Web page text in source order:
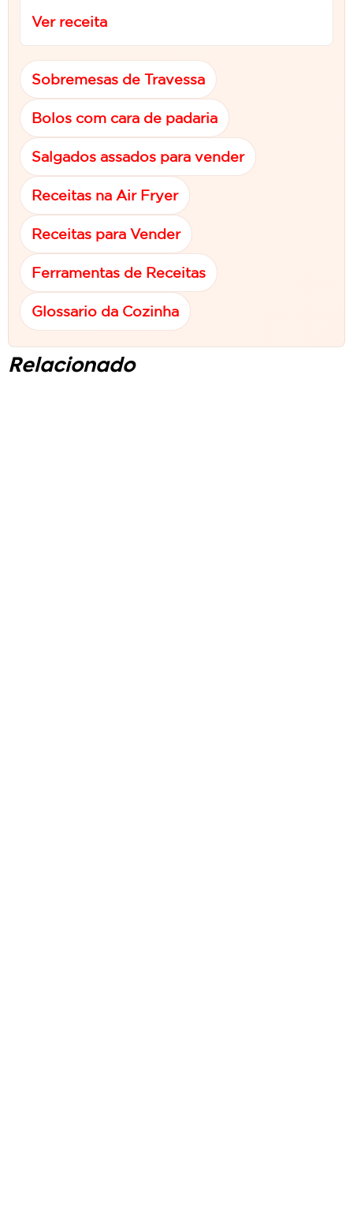
Ver receita
Sobremesas de Travessa
Bolos com cara de padaria
Salgados assados para vender
Receitas na Air Fryer
Receitas para Vender
Ferramentas de Receitas
Glossario da Cozinha
Relacionado